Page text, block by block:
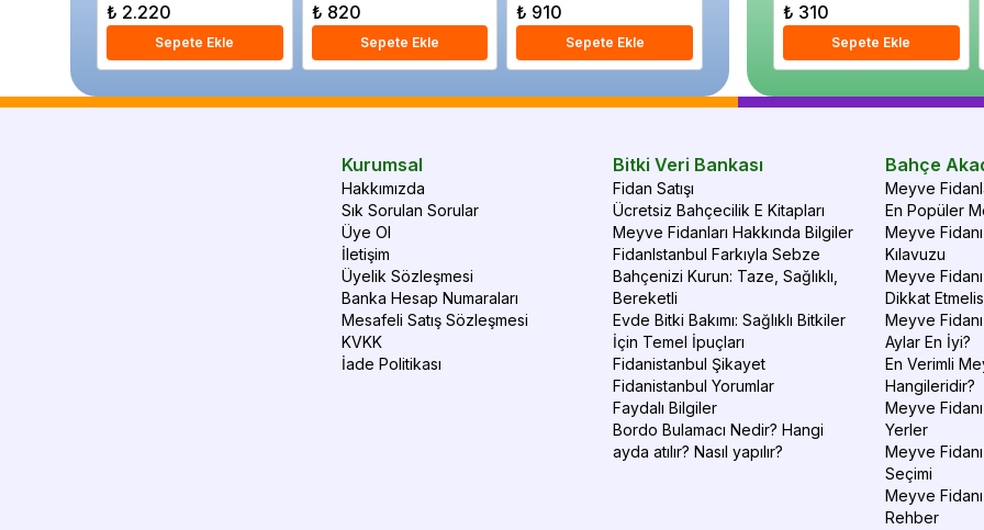
₺ 2.220
Sepete Ekle
₺ 820
Sepete Ekle
₺ 910
Sepete Ekle Sepete Ekle
₺ 310
Sepete Ekle
Kurumsal
Hakkımızda
Sık Sorulan Sorular
Üye Ol
İletişim
Üyelik Sözleşmesi
Banka Hesap Numaraları
Mesafeli Satış Sözleşmesi
KVKK
İade Politikası
Bitki Veri Bankası
Fidan Satışı
Ücretsiz Bahçecilik E Kitapları
Meyve Fidanları Hakkında Bilgiler
FidanIstanbul Farkıyla Sebze
Bahçenizi Kurun: Taze, Sağlıklı,
Bereketli
Evde Bitki Bakımı: Sağlıklı Bitkiler
İçin Temel İpuçları
Fidanistanbul Şikayet
Fidanistanbul Yorumlar
Faydalı Bilgiler
Bordo Bulamacı Nedir? Hangi
ayda atılır? Nasıl yapılır?
Bahçe
Meyve
En Popüler
Meyve
Kılavuzu
Meyve
Dikkat
Meyve
Aylar En İyi?
En Verimli
Hangileridir?
Meyve
Yerler
Meyve
Seçimi
Meyve Fidanı
Rehber